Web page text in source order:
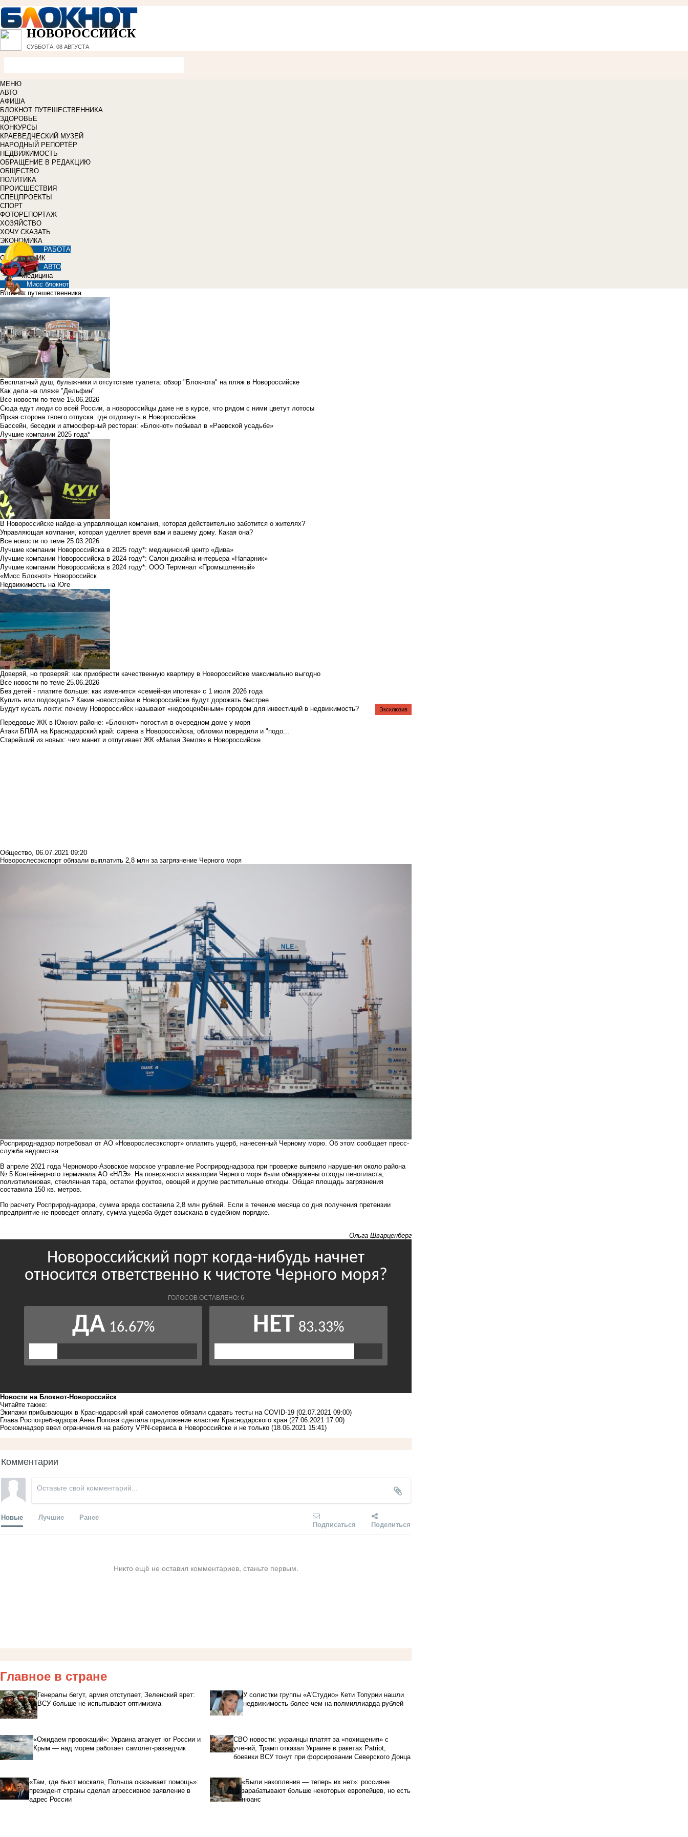
НОВОРОССИЙСК
СУББОТА, 08 АВГУСТА
МЕНЮ
АВТО
АФИША
БЛОКНОТ ПУТЕШЕСТВЕННИКА
ЗДОРОВЬЕ
КОНКУРСЫ
КРАЕВЕДЧЕСКИЙ МУЗЕЙ
НАРОДНЫЙ РЕПОРТЁР
НЕДВИЖИМОСТЬ
ОБРАЩЕНИЕ В РЕДАКЦИЮ
ОБЩЕСТВО
ПОЛИТИКА
ПРОИСШЕСТВИЯ
СПЕЦПРОЕКТЫ
СПОРТ
ФОТОРЕПОРТАЖ
ХОЗЯЙСТВО
ХОЧУ СКАЗАТЬ
ЭКОНОМИКА
РАБОТА
СПРАВОЧНИК
АВТО
Медицина
Мисс блокнот
Блокнот путешественника
Бесплатный душ, булыжники и отсутствие туалета: обзор "Блокнота" на пляж в Новороссийске
Как дела на пляже "Дельфин"
Все новости по теме 15.06.2026
Сюда едут люди со всей России, а новороссийцы даже не в курсе, что рядом с ними цветут лотосы
Яркая сторона твоего отпуска: где отдохнуть в Новороссийске
Бассейн, беседки и атмосферный ресторан: «Блокнот» побывал в «Раевской усадьбе»
Лучшие компании 2025 года*
В Новороссийске найдена управляющая компания, которая действительно заботится о жителях?
Управляющая компания, которая уделяет время вам и вашему дому. Какая она?
Все новости по теме 25.03.2026
Лучшие компании Новороссийска в 2025 году*: медицинский центр «Дива»
Лучшие компании Новороссийска в 2024 году*: Салон дизайна интерьера «Напарник»
Лучшие компании Новороссийска в 2024 году*: ООО Терминал «Промышленный»
«Мисс Блокнот» Новороссийск
Недвижимость на Юге
Доверяй, но проверяй: как приобрести качественную квартиру в Новороссийске максимально выгодно
Все новости по теме 25.06.2026
Без детей - платите больше: как изменится «семейная ипотека» с 1 июля 2026 года
Купить или подождать? Какие новостройки в Новороссийске будут дорожать быстрее
Будут кусать локти: почему Новороссийск называют «недооценённым» городом для инвестиций в недвижимость?
Передовые ЖК в Южном районе: «Блокнот» погостил в очередном доме у моря
Атаки БПЛА на Краснодарский край: сирена в Новороссийска, обломки повредили и "подо...
Старейший из новых: чем манит и отпугивает ЖК «Малая Земля» в Новороссийске
Эксклюзив
Общество, 06.07.2021 09:20
Новорослесэкспорт обязали выплатить 2,8 млн за загрязнение Черного моря
Росприроднадзор потребовал от АО «Новорослесэкспорт» оплатить ущерб, нанесенный Черному морю. Об этом сообщает пресс-
служба ведомства.
В апреле 2021 года Черноморо-Азовское морское управление Росприроднадзора при проверке выявило нарушения около района
№ 5 Контейнерного терминала АО «НЛЭ». На поверхности акватории Черного моря были обнаружены отходы пенопласта,
полиэтиленовая, стеклянная тара, остатки фруктов, овощей и другие растительные отходы. Общая площадь загрязнения
составила 150 кв. метров.
По расчету Росприроднадзора, сумма вреда составила 2,8 млн рублей. Если в течение месяца со дня получения претензии
предприятие не проведет оплату, сумма ущерба будет взыскана в судебном порядке.
Ольга Шварценберг
Новости на Блoкнoт-Новороссийск
Читайте также:
Экипажи прибывающих в Краснодарский край самолетов обязали сдавать тесты на COVID-19 (02.07.2021 09:00)
Глава Роспотребнадзора Анна Попова сделала предложение властям Краснодарского края (27.06.2021 17:00)
Роскомнадзор ввел ограничения на работу VPN-сервиса в Новороссийске и не только (18.06.2021 15:41)
Комментарии
Новые Лучшие Ранее
Подписаться Поделиться
Никто ещё не оставил комментариев, станьте первым.
Главное в стране
Генералы бегут, армия отступает, Зеленский врет:
ВСУ больше не испытывают оптимизма
У солистки группы «А'Студио» Кети Топурии нашли
недвижимость более чем на полмиллиарда рублей
«Ожидаем провокаций»: Украина атакует юг России и
Крым — над морем работает самолет-разведчик
СВО новости: украинцы платят за «похищения» с
учений, Трамп отказал Украине в ракетах Patriot,
боевики ВСУ тонут при форсировании Северского Донца
«Там, где бьют москаля, Польша оказывает помощь»:
президент страны сделал агрессивное заявление в
адрес России
«Были накопления — теперь их нет»: россияне
зарабатывают больше некоторых европейцев, но есть
нюанс